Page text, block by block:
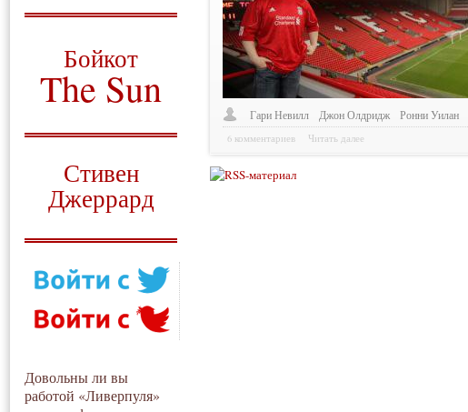
Бойкот
The Sun
Стивен
Джеррард
Довольны ли вы
работой «Ливерпуля»
Гари Невилл
Джон Олдридж Ронни Уилан
6 комментариев Читать далее